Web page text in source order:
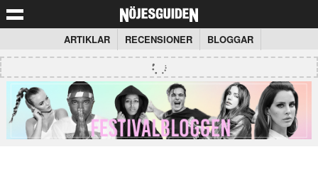
ARTIKLAR RECENSIONER BLOGGAR